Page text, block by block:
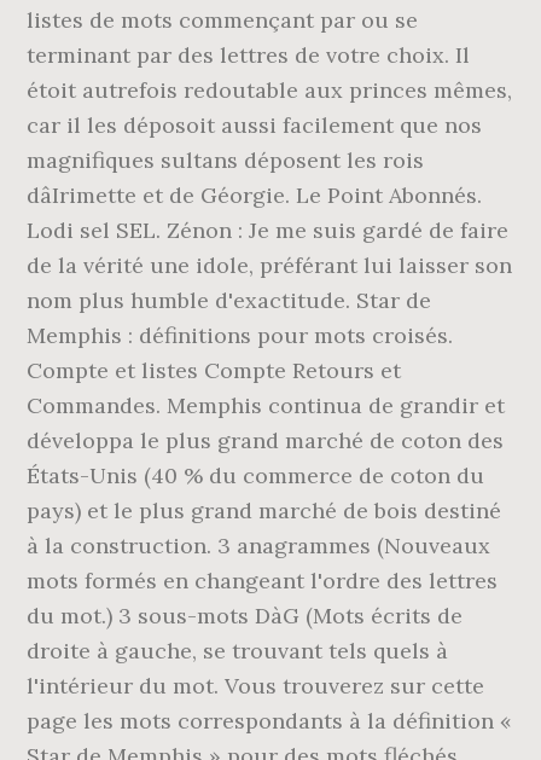
listes de mots commençant par ou se
terminant par des lettres de votre choix. Il
étoit autrefois redoutable aux princes mêmes,
car il les déposoit aussi facilement que nos
magnifiques sultans déposent les rois
dâIrimette et de Géorgie. Le Point Abonnés.
Lodi sel SEL. Zénon : Je me suis gardé de faire
de la vérité une idole, préférant lui laisser son
nom plus humble d'exactitude. Star de
Memphis : définitions pour mots croisés.
Compte et listes Compte Retours et
Commandes. Memphis continua de grandir et
développa le plus grand marché de coton des
États-Unis (40 % du commerce de coton du
pays) et le plus grand marché de bois destiné
à la construction. 3 anagrammes (Nouveaux
mots formés en changeant l'ordre des lettres
du mot.) 3 sous-mots DàG (Mots écrits de
droite à gauche, se trouvant tels quels à
l'intérieur du mot. Vous trouverez sur cette
page les mots correspondants à la définition «